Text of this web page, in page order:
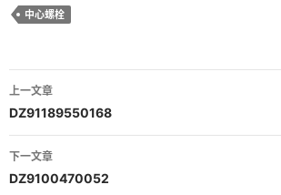
中心螺栓
文
章
导
航
上一文章
DZ91189550168
下一文章
DZ9100470052